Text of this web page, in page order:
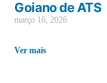
Goiano de ATS
março 16, 2026
Ver mais